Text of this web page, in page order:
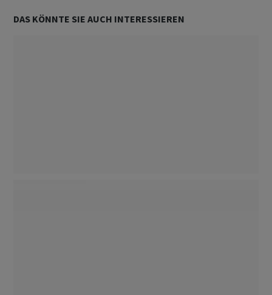
DAS KÖNNTE SIE AUCH INTERESSIEREN